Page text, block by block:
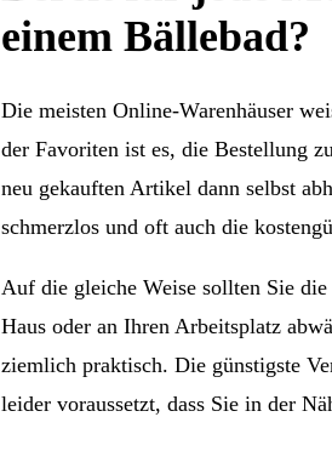
einem Bällebad?
Die meisten Online-Warenhäuser
der Favoriten ist es, die Bestellung
neu gekauften Artikel dann selbst
schmerzlos und oft auch die
Auf die gleiche Weise sollten Sie
Haus oder an Ihren Arbeitsplatz
ziemlich praktisch. Die günstigste
leider voraussetzt, dass Sie in der